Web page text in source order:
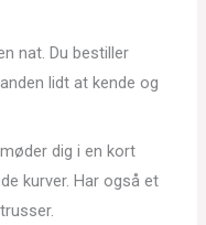
nat. Du bestiller
lidt at kende og
dig i en kort
kurver. Har også et